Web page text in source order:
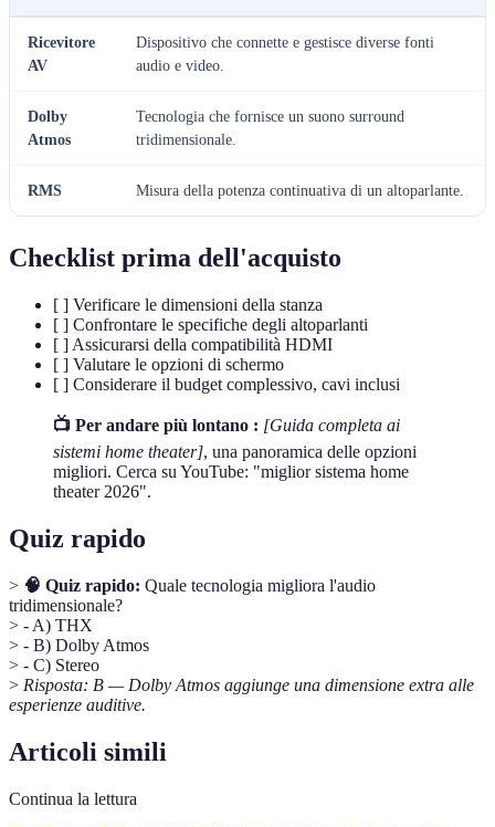
Ricevitore
AV
Dispositivo che connette e gestisce diverse fonti
audio e video.
Dolby
Atmos
Tecnologia che fornisce un suono surround
tridimensionale.
RMS Misura della potenza continuativa di un altoparlante.
Checklist prima dell'acquisto
[ ] Verificare le dimensioni della stanza
[ ] Confrontare le specifiche degli altoparlanti
[ ] Assicurarsi della compatibilità HDMI
[ ] Valutare le opzioni di schermo
[ ] Considerare il budget complessivo, cavi inclusi
📺 Per andare più lontano : [Guida completa ai
sistemi home theater], una panoramica delle opzioni
migliori. Cerca su YouTube: "miglior sistema home
theater 2026".
Quiz rapido
> 🧠 Quiz rapido: Quale tecnologia migliora l'audio
tridimensionale?
> - A) THX
> - B) Dolby Atmos
> - C) Stereo
> Risposta: B — Dolby Atmos aggiunge una dimensione extra alle
esperienze auditive.
Articoli simili
Continua la lettura